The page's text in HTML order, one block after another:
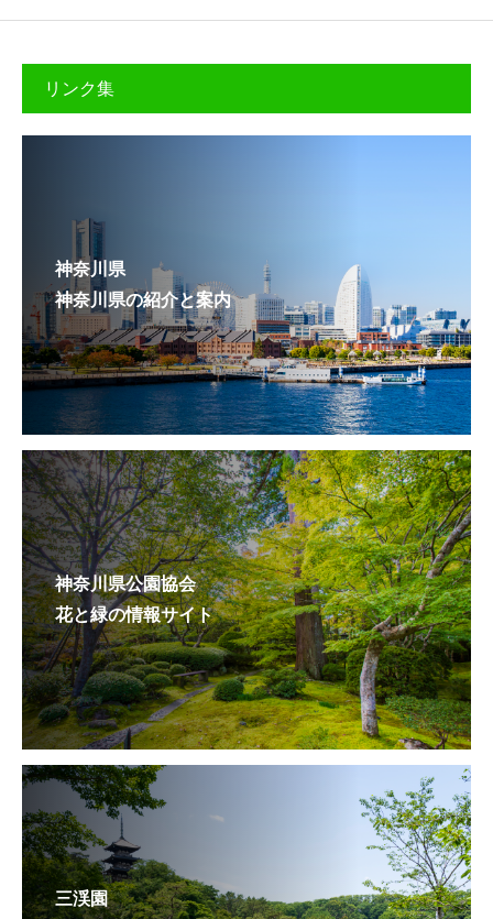
リンク集
神奈川県
神奈川県の紹介と案内
神奈川県公園協会
花と緑の情報サイト
三渓園